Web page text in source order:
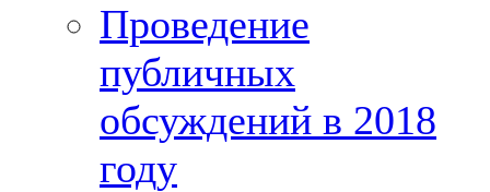
Проведение
публичных
обсуждений в 2018
году